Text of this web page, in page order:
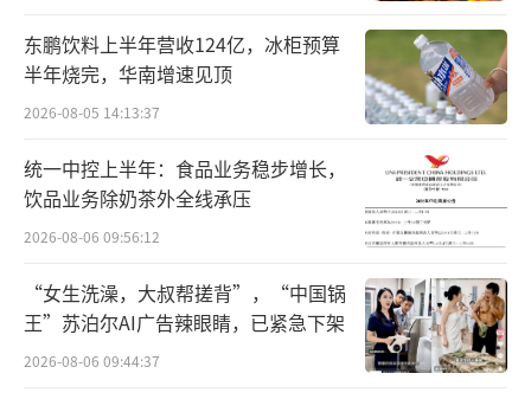
求依然在。方正证券测算，2025年至2027年，
国内实验猴年供给量约为4.9万至5.24万只，而
年需求量则达5.13万至6.26万只，供需缺口明
显。受供应短缺影响，2026年3月的实验猴采购
单价已经超13万元。不过，长期来看，随着替
代实验动物技术的不断迭代，也给“养猴”的
盈利模式增添了不确定性。
剔除昭衍新药“卖猴”带来的丰厚利润，
昭衍新药的主营业务（实验室服务及其他业
东鹏饮料上半年营收124亿，冰柜预算
半年烧完，华南增速见顶
2026-08-05 14:13:37
统一中控上半年：食品业务稳步增长，
饮品业务除奶茶外全线承压
2026-08-06 09:56:12
“女生洗澡，大叔帮搓背”，“中国锅
王”苏泊尔AI广告辣眼睛，已紧急下架
2026-08-06 09:44:37